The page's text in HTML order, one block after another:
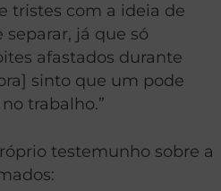
tristes com a ideia de
já que só
afastados durante
sinto que um pode
trabalho.”
testemunho sobre a